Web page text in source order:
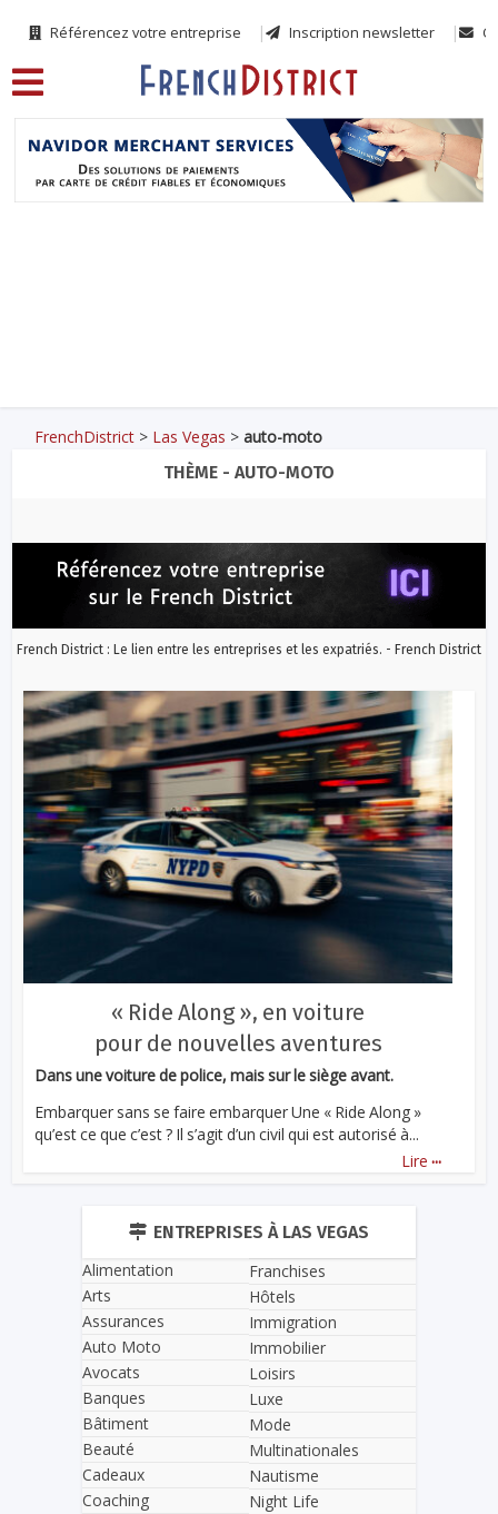
Référencez votre entreprise Inscription newsletter
FrenchDistrict > Las Vegas >auto-moto
THÈME - AUTO-MOTO
French District : Le lien entre les entreprises et les expatriés. - French District
« Ride Along », en voiture
pour de nouvelles aventures
Dans une voiture de police, mais sur le siège avant.
Embarquer sans se faire embarquer Une « Ride Along »
qu’est ce que c’est ? Il s’agit d’un civil qui est autorisé à...
Lire ...
ENTREPRISES À LAS VEGAS
Alimentation
Arts
Assurances
Auto Moto
Avocats
Banques
Bâtiment
Beauté
Cadeaux
Coaching
Franchises
Hôtels
Immigration
Immobilier
Loisirs
Luxe
Mode
Multinationales
Nautisme
Night Life